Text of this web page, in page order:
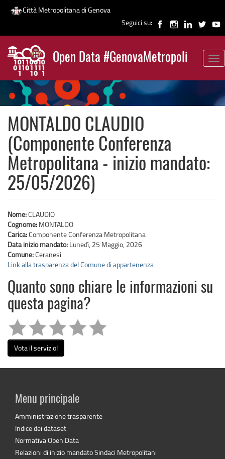
Salta
contenuto
principale
Città Metropolitana di Genova
Seguici su:
Open Data #GenovaMetropoli
News
MONTALDO CLAUDIO
(Componente Conferenza
Metropolitana - inizio mandato:
25/05/2026)
Nome:CLAUDIO
Cognome: MONTALDO
Carica:Componente Conferenza Metropolitana
Data inizio mandato: Lunedì, 25 Maggio, 2026
Comune:Ceranesi
Link alla trasparenza del Comune di appartenenza
Quanto sono chiare le informazioni su
questa pagina?
Vota il servizio!
Menu principale
Amministrazione trasparente
Indice dei dataset
Normativa Open Data
Relazioni di inizio mandato Sindaci Metropolitani